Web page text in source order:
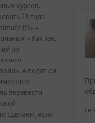
курсов.
23 года
It!» –
«Как так,
по
А податься-
перевести
сделаем, если